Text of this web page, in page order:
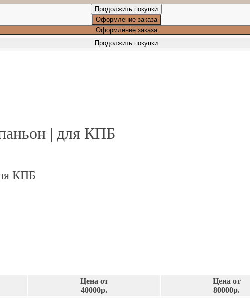
Продолжить покупки
Оформление заказа
Оформление заказа
Продолжить покупки
| для КПБ
КПБ
Цена от
40000р.
Цена от
80000р.